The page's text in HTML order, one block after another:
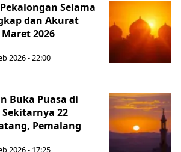
Selama
dan Akurat
2026
2026 - 22:00
Buka Puasa di
22
Pemalang
2026 - 17:25